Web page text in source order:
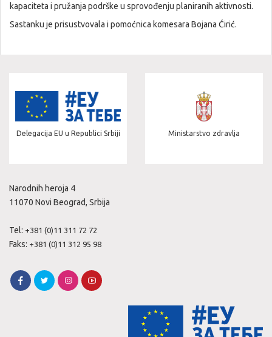
kapaciteta i pružanja podrške u sprovođenju planiranih aktivnosti.
Sastanku je prisustvovala i pomoćnica komesara Bojana Ćirić.
Delegacija EU u Republici Srbiji Ministarstvo zdravlja
Narodnih heroja 4
11070 Novi Beograd, Srbija
Tel: +381 (0)11 311 72 72
Faks: +381 (0)11 312 95 98